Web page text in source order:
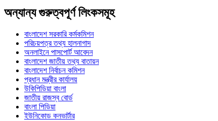
অন্যান্য গুরুত্বপূর্ণ লিংকসমূহ
বাংলাদেশ সরকারি কর্মকমিশন
পরিচয়পত্র তথ্য হালনাগাদ
অনলাইনে পাসপোর্ট আবেদন
বাংলাদেশ জাতীয় তথ্য বাতায়ন
বাংলাদেশ নির্বাচন কমিশন
প্রধান মন্ত্রীর কার্যালয়
উকিপিডিয়া বাংলা
জাতীয় রাজস্ব বোর্ড
বাংলা পিডিয়া
ইউনিকোড কনভার্টার